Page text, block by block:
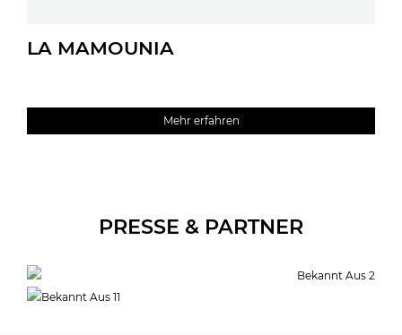
LA MAMOUNIA
Mehr erfahren
PRESSE & PARTNER